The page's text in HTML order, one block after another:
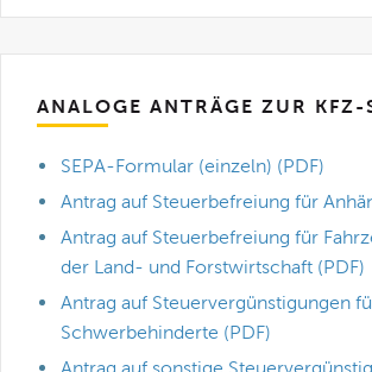
ANALOGE ANTRÄGE ZUR KFZ-
SEPA-Formular (einzeln) (PDF)
Antrag auf Steuerbefreiung für
Antrag auf Steuerbefreiung für
der Land- und Forstwirtschaft (PDF)
Antrag auf Steuervergünstigungen
Schwerbehinderte (PDF)
Antrag auf sonstige